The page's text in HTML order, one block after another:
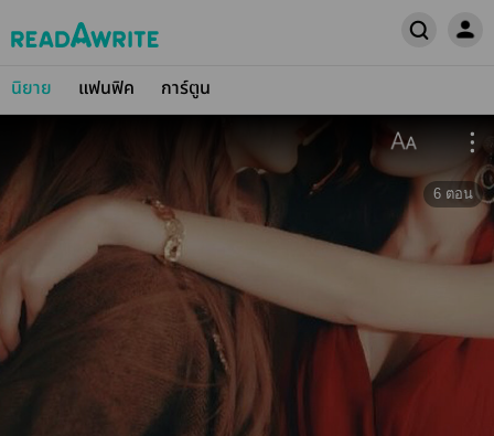
นิยาย แฟนฟิค การ์ตูน
6 ตอน